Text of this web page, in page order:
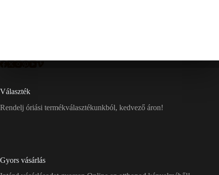
Választék
Rendelj óriási termékválasztékunkból, kedvező áron!
Gyors vásárlás